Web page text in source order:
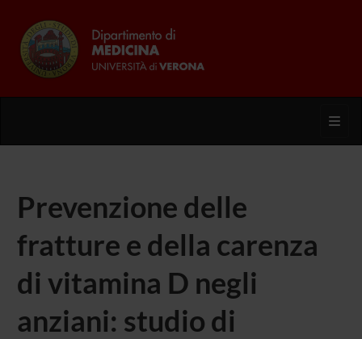
Prevenzione delle
fratture e della carenza
di vitamina D negli
anziani: studio di